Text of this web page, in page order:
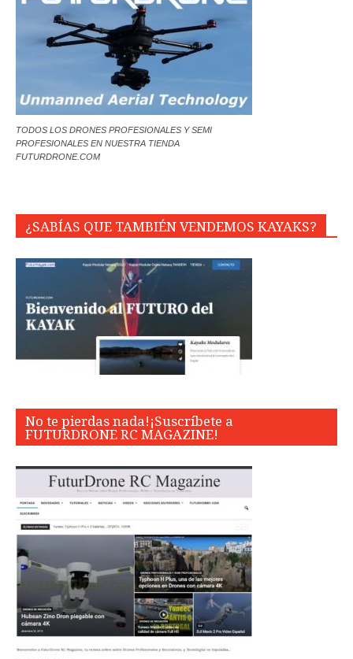
TODOS LOS DRONES PROFESIONALES Y SEMI
PROFESIONALES EN NUESTRA TIENDA
FUTURDRONE.COM
¿SABÍAS QUE TAMBIÉN VENDEMOS KAYAKS?
No te pierdas nada!¡Suscríbete a
FUTURDRONE RC MAGAZINE!